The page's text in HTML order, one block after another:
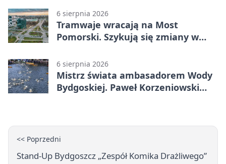
6 sierpnia 2026
Tramwaje wracają na Most
Pomorski. Szykują się zmiany w
6 sierpnia 2026
Mistrz świata ambasadorem Wody
Bydgoskiej. Paweł Korzeniowski
<< Poprzedni
Stand-Up Bydgoszcz „Zespół Komika Drażliwego”